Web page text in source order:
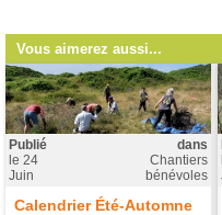
Vous aimerez aussi...
Publié
le 24
Juin
dans
Chantiers
bénévoles
Calendrier Été-Automne